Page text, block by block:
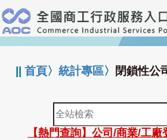
跳
到
主
要
:::
||首頁〉統計專區〉 閉鎖性公
全
站
檢
【熱門查詢】公司/商業/工廠